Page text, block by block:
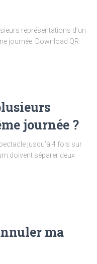
représentations d’un
journée. Download QR
journée ?
jusqu’à 4 fois sur
doivent séparer deux
ma